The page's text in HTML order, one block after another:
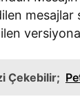
mesajlar
Çekebilir;